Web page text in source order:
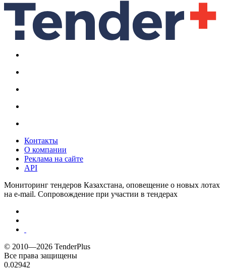
Контакты
О компании
Реклама на сайте
API
Мониторинг тендеров Казахстана, оповещение о новых лотах
на e-mail. Сопровождение при участии в тендерах
© 2010—2026 TenderPlus
Все права защищены
0.02942